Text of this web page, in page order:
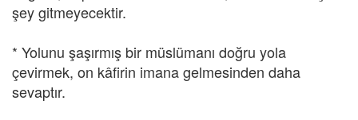
şey gitmeyecektir.
* Yolunu şaşırmış bir müslümanı doğru yola
çevirmek, on kâfirin imana gelmesinden daha
sevaptır.